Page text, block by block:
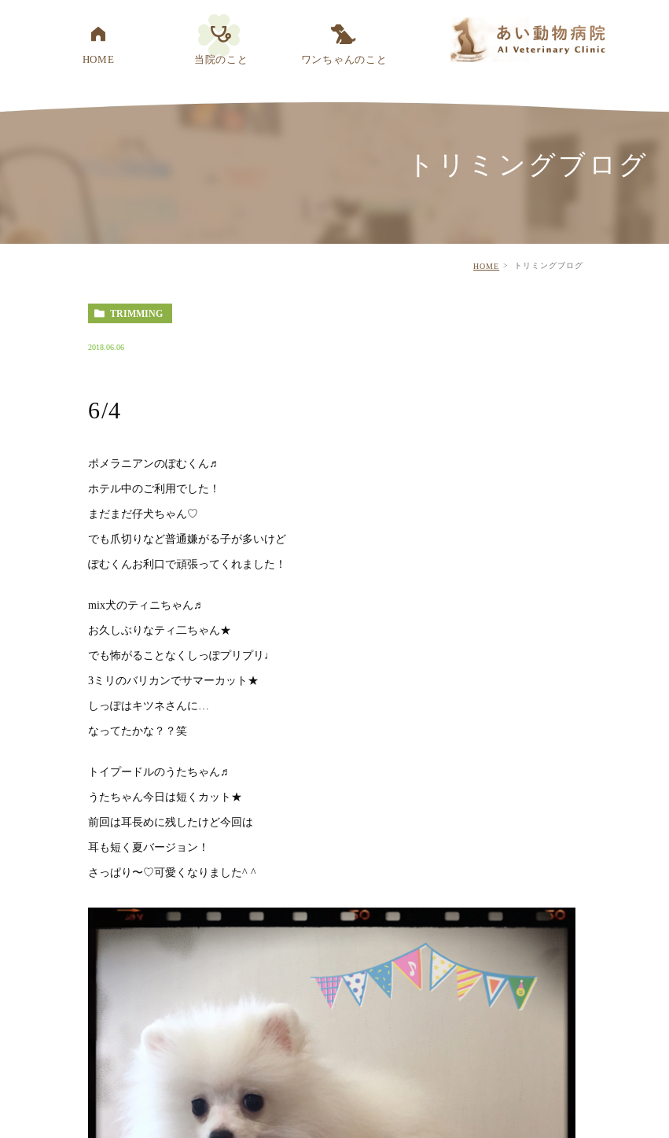
HOME 当院のこと ワンちゃんのこと
トリミングブログ
HOME トリミングブログ
TRIMMING
2018.06.06
6/4
ポメラニアンのぽむくん♬
ホテル中のご利用でした！
まだまだ仔犬ちゃん♡
でも爪切りなど普通嫌がる子が多いけど
ぽむくんお利口で頑張ってくれました！
mix犬のティニちゃん♬
お久しぶりなティ二ちゃん★
でも怖がることなくしっぽプリプリ♩
3ミリのバリカンでサマーカット★
しっぽはキツネさんに…
なってたかな？？笑
トイプードルのうたちゃん♬
うたちゃん今日は短くカット★
前回は耳長めに残したけど今回は
耳も短く夏バージョン！
さっぱり〜♡可愛くなりました^ ^